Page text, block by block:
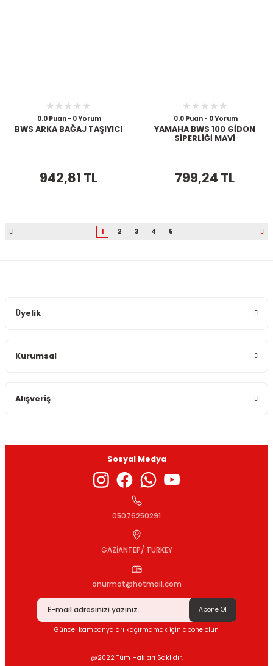
0.0 Puan - 0 Yorum
BWS ARKA BAĞAJ TAŞIYICI
942,81 TL
0.0 Puan - 0 Yorum
YAMAHA BWS 100 GİDON
SİPERLİĞİ MAVİ
799,24 TL
1 2 3 4 5
Üyelik
Kurumsal
Alışveriş
Sosyal Medya
05076250291
GAZİANTEP/ TURKEY
onurmot@hotmail.com
Abone Ol
Güncel kampanyaları kaçırmamak için abone olun
@2022 Tüm Hakları Saklıdır.